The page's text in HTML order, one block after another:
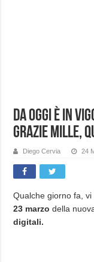
Da oggi è in
Grazie mille,
Diego Cervia 24
Qualche giorno fa, vi
23 marzo della
digitali.